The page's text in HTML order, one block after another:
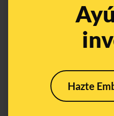
Hazte
forma
cuenta de
Corrupción